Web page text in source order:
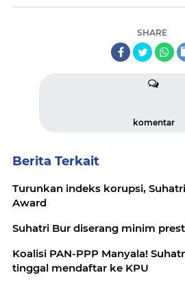
SHARE
komentar
Berita Terkait
Turunkan indeks korupsi,
Award
Suhatri Bur diserang minim
Koalisi PAN-PPP Manyala!
tinggal mendaftar ke KPU